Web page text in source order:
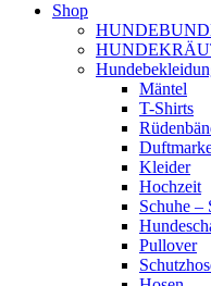
Shop
Mäntel
T-Shirts
Kleider
Hochzeit
Schuhe –
Pullover